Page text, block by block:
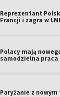
Reprezentant
Francji i zagra w LM!
Polacy mają
samodzielna praca
Paryżanie z